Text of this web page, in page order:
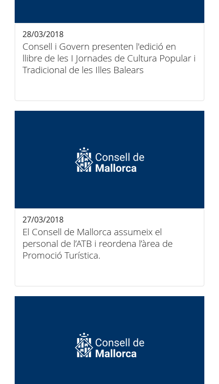
Consell i Govern presenten l'edició en
llibre de les I Jornades de Cultura Popular i
Tradicional de les Illes Balears
28/03/2018
El Consell de Mallorca assumeix el
personal de l’ATB i reordena l’àrea de
Promoció Turística.
27/03/2018